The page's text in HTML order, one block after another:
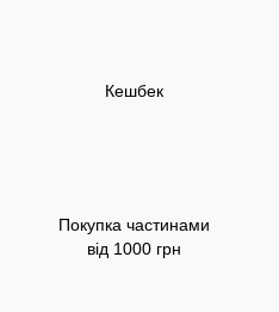
Кешбек
Покупка частинами
від 1000 грн